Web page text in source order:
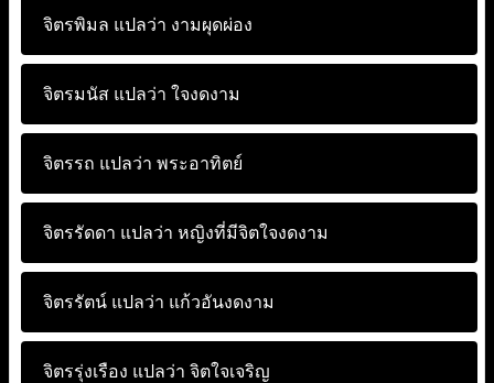
จิตรพิมล แปลว่า งามผุดผ่อง
จิตรมนัส แปลว่า ใจงดงาม
จิตรรถ แปลว่า พระอาทิตย์
จิตรรัดดา แปลว่า หญิงที่มีจิตใจงดงาม
จิตรรัตน์ แปลว่า แก้วอันงดงาม
จิตรรุ่งเรือง แปลว่า จิตใจเจริญ